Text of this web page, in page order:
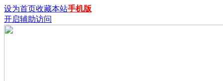
设为首页收藏本站手机版
开启辅助访问